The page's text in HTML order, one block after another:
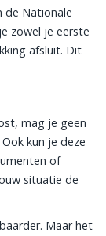
de Nationale
zowel je eerste
afsluit. Dit
mag je geen
kun je deze
of
situatie de
Maar het